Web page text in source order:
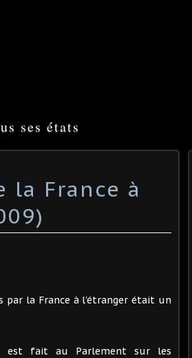
ses états
la France à
par la France à l'étranger était un
est fait au Parlement sur les